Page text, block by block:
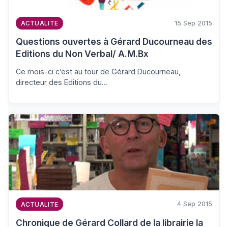
ACTUALITE 15 Sep 2015
Questions ouvertes à Gérard Ducourneau des
Editions du Non Verbal/ A.M.Bx
Ce mois-ci c’est au tour de Gérard Ducourneau,
directeur des Editions du…
ACTUALITE 4 Sep 2015
Chronique de Gérard Collard de la librairie la